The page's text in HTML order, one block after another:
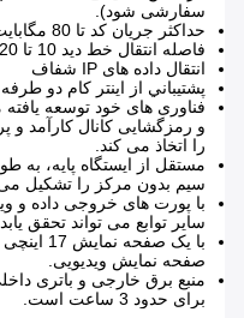
سفارشی شود).
حداکثر جریان کد تا 80 مگابايت در ثانیه
فاصله انتقال خط دید 10 تا 20 کیلومتر
انتقال داده های IP شفاف
پشتيباني از اينتر کام دو طرفه
و رمزگشایی کانال کارآمد
را اتخاذ می کند.
مستقل از ایستگاه پایه، به
سیم بدون مرکز را تشکیل
با پورت های خروجی داده و
سایر توابع می تواند تحقق
با یک
صفحه نمایش ویدیویی.
منبع برق خارجی و باتری
برای حدود 3 ساعت است.